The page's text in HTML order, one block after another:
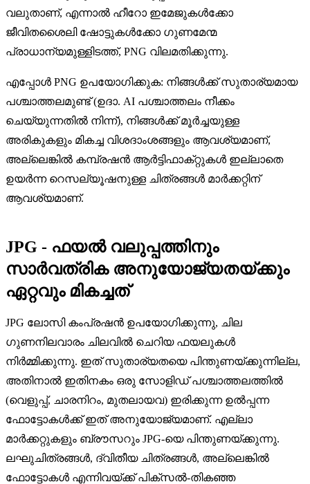
വലുതാണ്, എന്നാൽ ഹീറോ ഇമേജുകൾക്കോ ​​
ജീവിതശൈലി ഷോട്ടുകൾക്കോ ​​ഗുണമേന്മ
പ്രാധാന്യമുള്ളിടത്ത്, PNG വിലമതിക്കുന്നു.
എപ്പോൾ PNG ഉപയോഗിക്കുക: നിങ്ങൾക്ക് സുതാര്യമായ
പശ്ചാത്തലമുണ്ട് (ഉദാ. AI പശ്ചാത്തലം നീക്കം
ചെയ്യുന്നതിൽ നിന്ന്), നിങ്ങൾക്ക് മൂർച്ചയുള്ള
അരികുകളും മികച്ച വിശദാംശങ്ങളും ആവശ്യമാണ്,
അല്ലെങ്കിൽ കമ്പ്രഷൻ ആർട്ടിഫാക്‌റ്റുകൾ ഇല്ലാതെ
ഉയർന്ന റെസല്യൂഷനുള്ള ചിത്രങ്ങൾ മാർക്കറ്റിന്
ആവശ്യമാണ്.
JPG - ഫയൽ വലുപ്പത്തിനും
സാർവത്രിക അനുയോജ്യതയ്ക്കും
ഏറ്റവും മികച്ചത്
JPG ലോസി കംപ്രഷൻ ഉപയോഗിക്കുന്നു, ചില
ഗുണനിലവാരം ചിലവിൽ ചെറിയ ഫയലുകൾ
നിർമ്മിക്കുന്നു. ഇത് സുതാര്യതയെ പിന്തുണയ്‌ക്കുന്നില്ല,
അതിനാൽ ഇതിനകം ഒരു സോളിഡ് പശ്ചാത്തലത്തിൽ
(വെളുപ്പ്, ചാരനിറം, മുതലായവ) ഇരിക്കുന്ന ഉൽപ്പന്ന
ഫോട്ടോകൾക്ക് ഇത് അനുയോജ്യമാണ്. എല്ലാ
മാർക്കറ്റുകളും ബ്രൗസറും JPG-യെ പിന്തുണയ്ക്കുന്നു.
ലഘുചിത്രങ്ങൾ, ദ്വിതീയ ചിത്രങ്ങൾ, അല്ലെങ്കിൽ
ഫോട്ടോകൾ എന്നിവയ്‌ക്ക് പിക്‌സൽ-തികഞ്ഞ